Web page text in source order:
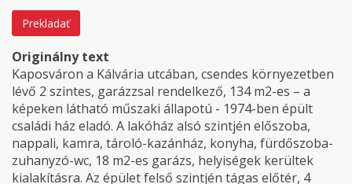
Prekladať
Originálny text
Kaposváron a Kálvária utcában, csendes környezetben
lévő 2 szintes, garázzsal rendelkező, 134 m2-es – a
képeken látható műszaki állapotú - 1974-ben épült
családi ház eladó. A lakóház alsó szintjén előszoba,
nappali, kamra, tároló-kazánház, konyha, fürdőszoba-
zuhanyzó-wc, 18 m2-es garázs, helyiségek kerültek
kialakításra. Az épület felső szintjén tágas előtér, 4